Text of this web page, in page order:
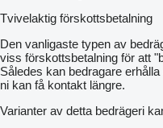
Tvivelaktig förskottsbetalning
Den vanligaste typen av
viss förskottsbetalning för att
Således kan bedragare
ni kan få kontakt längre.
Varianter av detta bedrägeri